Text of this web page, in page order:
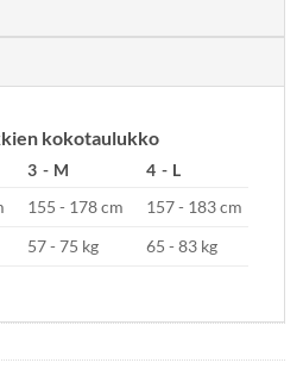
kokotaulukko
3 - M
4 - L
155 - 178 cm
157 - 183 cm
57 - 75 kg 65 - 83 kg